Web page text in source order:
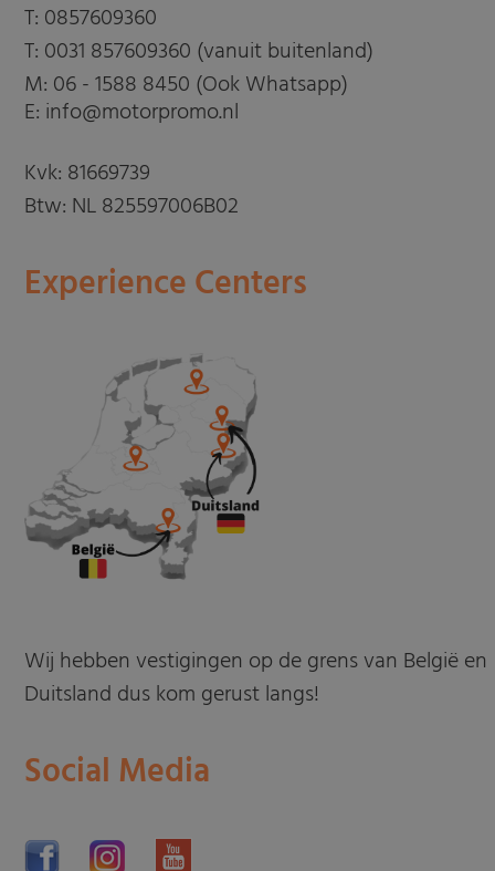
T: 0857609360
T: 0031 857609360 (vanuit buitenland)
M: 06 - 1588 8450 (Ook Whatsapp)
E: info@motorpromo.nl
Kvk: 81669739
Btw: NL 825597006B02
Experience Centers
Wij hebben vestigingen op de grens van België en
Duitsland dus kom gerust langs!
Social Media